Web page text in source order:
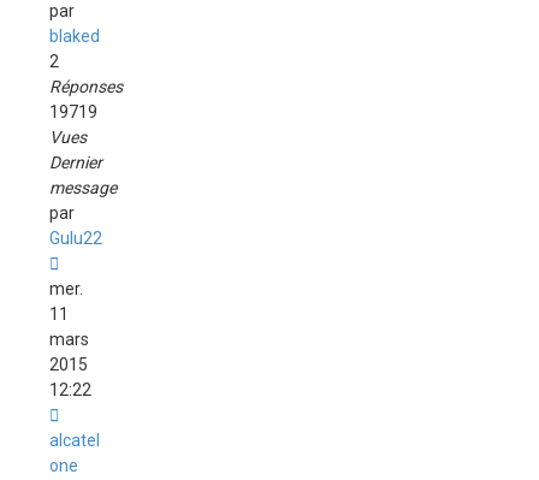
par
blaked
2
Réponses
19719
Vues
Dernier
message
par
Gulu22
mer.
11
mars
2015
12:22
alcatel
one